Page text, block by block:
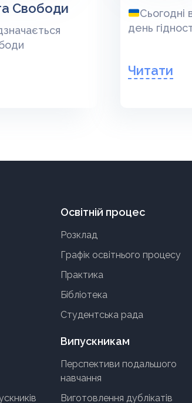
Свободи
Сьогодні
день
Читати
Освітній процес
Розклад
Графік освітнього процесу
Практика
Бібліотека
Студентська рада
Випускникам
Перспективи подальшого
навчання
Виготовлення дублікатів